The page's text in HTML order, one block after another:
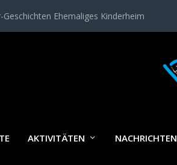
Geschichten Ehemaliges Kinderheim
AKTIVITÄTEN NACHRICHTEN